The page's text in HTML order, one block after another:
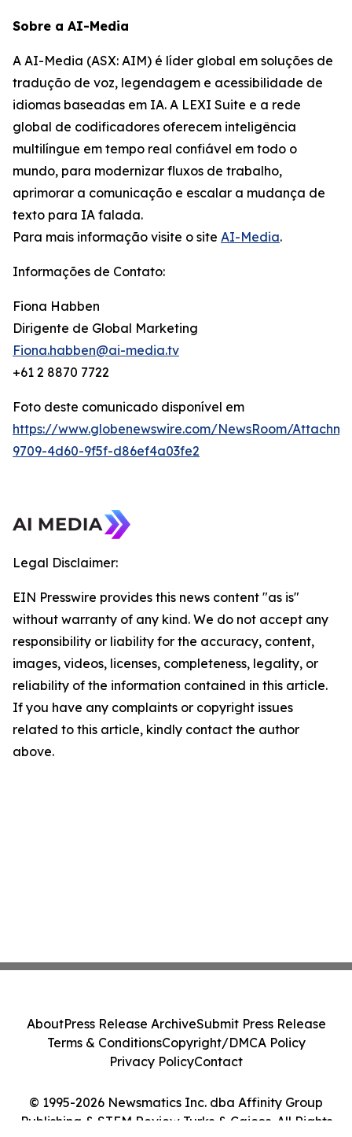
Sobre a AI-Media
A AI-Media (ASX: AIM) é líder global em soluções de
tradução de voz, legendagem e acessibilidade de
idiomas baseadas em IA. A LEXI Suite e a rede
global de codificadores oferecem inteligência
multilíngue em tempo real confiável em todo o
mundo, para modernizar fluxos de trabalho,
aprimorar a comunicação e escalar a mudança de
texto para IA falada.
Para mais informação visite o site AI-Media.
Informações de Contato:
Fiona Habben
Dirigente de Global Marketing
Fiona.habben@ai-media.tv
+61 2 8870 7722
Foto deste comunicado disponível em
https://www.globenewswire.com/NewsRoom/
9709-4d60-9f5f-d86ef4a03fe2
Legal Disclaimer:
EIN Presswire provides this news content "as is"
without warranty of any kind. We do not accept any
responsibility or liability for the accuracy, content,
images, videos, licenses, completeness, legality, or
reliability of the information contained in this article.
If you have any complaints or copyright issues
related to this article, kindly contact the author
above.
© 1995-2026 Newsmatics Inc. dba Affinity Group
Publishing & STEM Review Turks & Caicos. All Rights
AboutPress Release ArchiveSubmit Press Release
Terms & ConditionsCopyright/DMCA Policy
Privacy PolicyContact